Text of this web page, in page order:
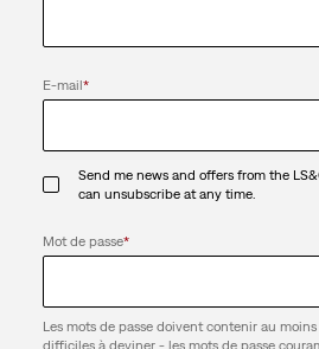
E-mail*
Send me news and offers from the
can unsubscribe at any time.
Mot de passe*
Les mots de passe doivent contenir au
difficiles à deviner - les mots de passe